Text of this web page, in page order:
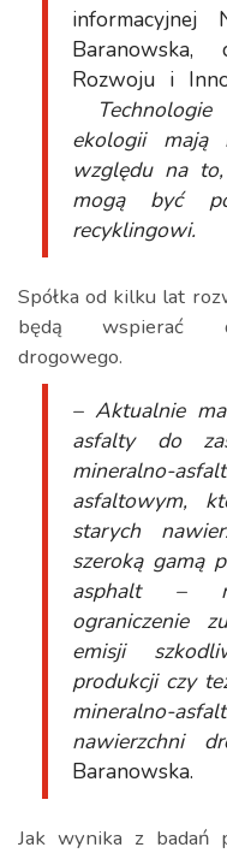
informacyjnej
Baranowska,
Rozwoju i
ekologii mają
względu na
mogą być
recyklingowi.
Spółka od kilku lat
będą wspierać
drogowego.
– Aktualnie
asfalty do
mineralno-
asfaltowym,
starych
szeroką gamą
asphalt –
ograniczenie
emisji
produkcji czy
mineralno-
nawierzchni
Baranowska.
Jak wynika z badań